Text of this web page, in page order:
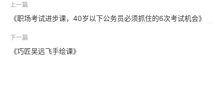
上一篇
《职场考试进步课，40岁以下公务员必须抓住的6次考试机会》
下一篇
《巧匠吴远飞手绘课》